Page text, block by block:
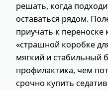
решать, когда
оставаться рядом.
приучать к
«страшной коробке
мягкий и стабильный
профилактика, чем
срочно купить